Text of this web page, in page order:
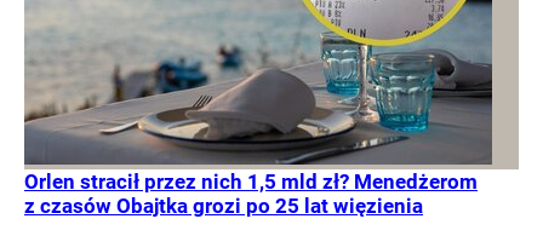
Orlen stracił przez nich 1,5 mld zł? Menedżerom
z czasów Obajtka grozi po 25 lat więzienia